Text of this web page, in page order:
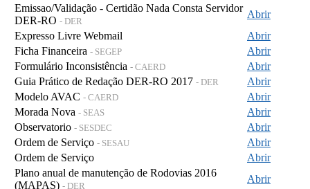
Emissao/Validação - Certidão Nada Consta Servidor
DER-RO - DER
Abrir
Expresso Livre Webmail
Abrir
Ficha Financeira - SEGEP
Abrir
Formulário Inconsistência - CAERD
Abrir
Guia Prático de Redação DER-RO 2017 - DER
Abrir
Modelo AVAC - CAERD
Abrir
Morada Nova - SEAS
Abrir
Observatorio - SESDEC
Abrir
Ordem de Serviço - SESAU
Abrir
Ordem de Serviço
Abrir
Plano anual de manutenção de Rodovias 2016
(MAPAS) - DER
Abrir